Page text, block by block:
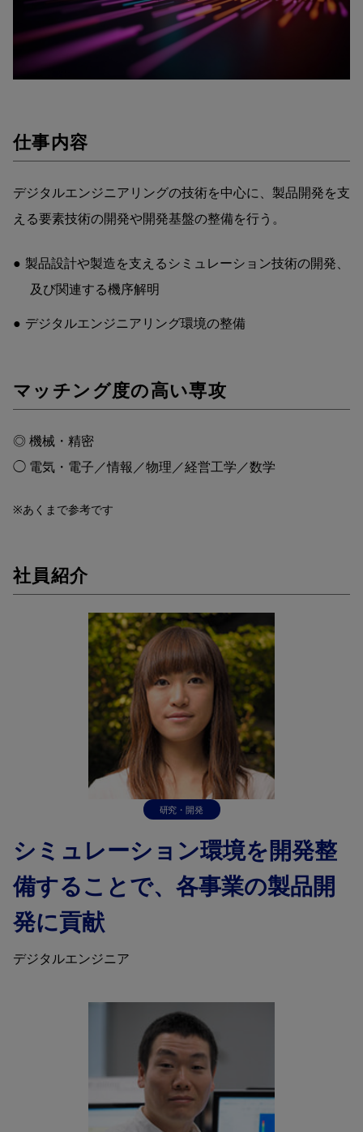
仕事内容
デジタルエンジニアリングの技術を中心に、製品開発を支
える要素技術の開発や開発基盤の整備を行う。
製品設計や製造を支えるシミュレーション技術の開発、
及び関連する機序解明
デジタルエンジニアリング環境の整備
マッチング度の高い専攻
◎ 機械・精密
◯ 電気・電子／情報／物理／経営工学／数学
※あくまで参考です
社員紹介
研究・開発
シミュレーション環境を開発整
備することで、各事業の製品開
発に貢献
デジタルエンジニア